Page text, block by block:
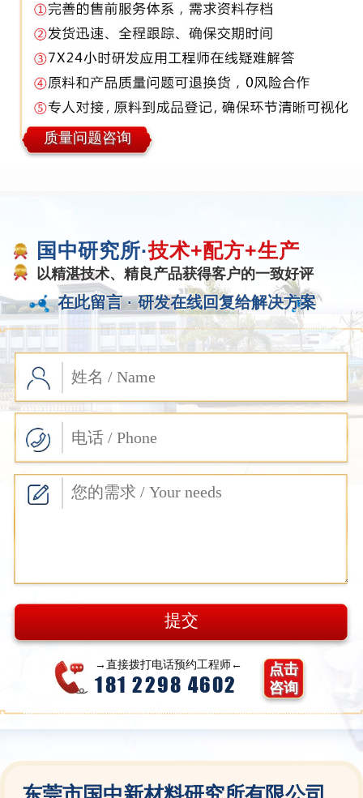
质量问题咨询
国中研究所·技术+配方+生产
以精湛技术、精良产品获得客户的一致好评
在此留言 · 研发在线回复给解决方案
→直接拨打电话预约工程师←
181 2298 4602
点击
咨询